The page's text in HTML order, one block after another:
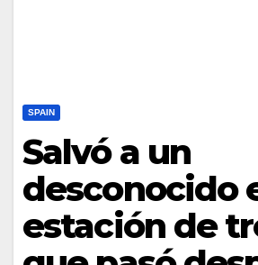
SPAIN
Salvó a un
desconocido
estación de